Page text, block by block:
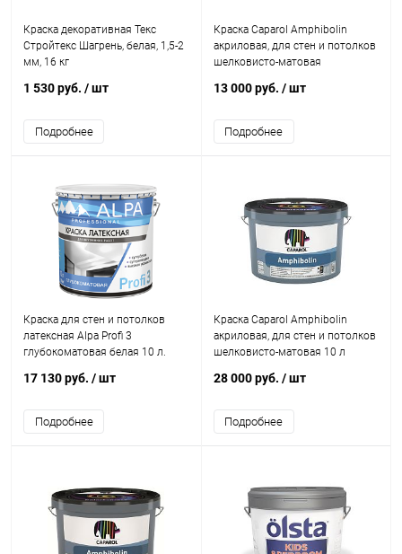
Краска декоративная Текс
Стройтекс Шагрень, белая, 1,5-2
мм, 16 кг
1 530 руб. / шт
Подробнее
Краска Caparol Amphibolin
акриловая, для стен и потолков
шелковисто-матовая
13 000 руб. / шт
Подробнее
Краска для стен и потолков
латексная Alpa Profi 3
глубокоматовая белая 10 л.
17 130 руб. / шт
Подробнее
Краска Caparol Amphibolin
акриловая, для стен и потолков
шелковисто-матовая 10 л
28 000 руб. / шт
Подробнее